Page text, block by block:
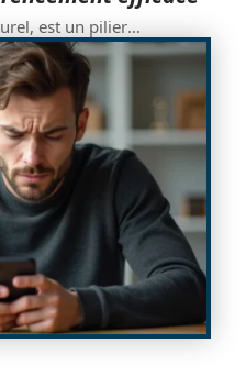
est un pilier…